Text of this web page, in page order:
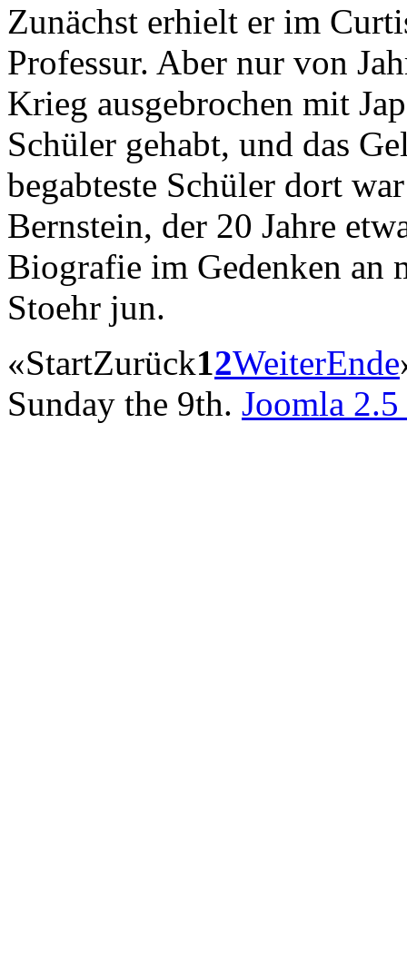
Zunächst erhielt er im
Professur. Aber nur von
Krieg ausgebrochen mit
Schüler gehabt, und das
begabteste Schüler dort
Bernstein, der 20 Jahre
Biografie im Gedenken an
Stoehr jun.
«StartZurück12WeiterEnde
Sunday the 9th. Joomla